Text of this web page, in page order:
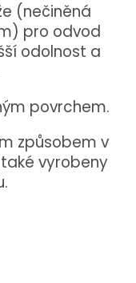
(nečiněná
pro odvod
odolnost a
povrchem.
způsobem v
vyrobeny